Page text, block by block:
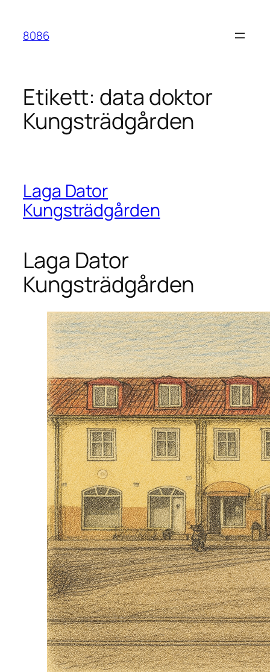
innehåll
8086
Etikett: data doktor
Kungsträdgården
Laga Dator
Kungsträdgården
Laga Dator
Kungsträdgården